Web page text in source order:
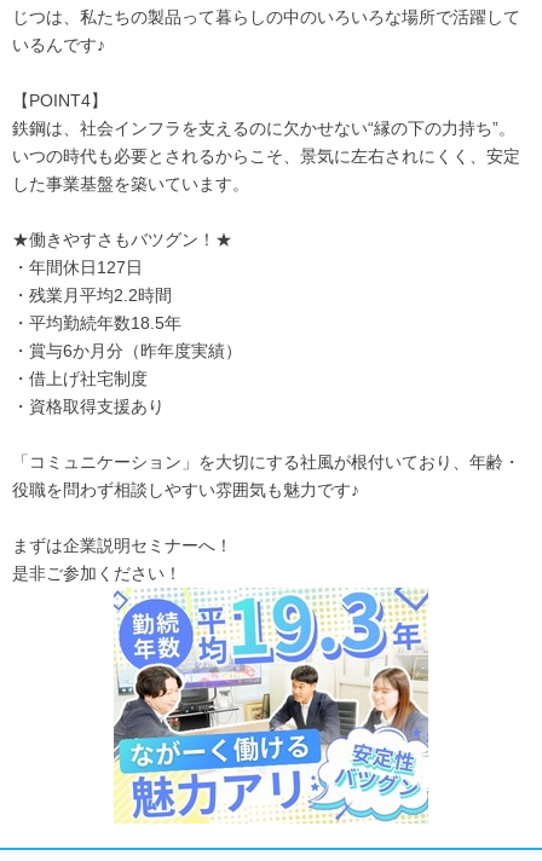
じつは、私たちの製品って暮らしの中のいろいろな場所で活躍して
いるんです♪
【POINT4】
鉄鋼は、社会インフラを支えるのに欠かせない“縁の下の力持ち”。
いつの時代も必要とされるからこそ、景気に左右されにくく、安定
した事業基盤を築いています。
★働きやすさもバツグン！★
・年間休日127日
・残業月平均2.2時間
・平均勤続年数18.5年
・賞与6か月分（昨年度実績）
・借上げ社宅制度
・資格取得支援あり
「コミュニケーション」を大切にする社風が根付いており、年齢・
役職を問わず相談しやすい雰囲気も魅力です♪
まずは企業説明セミナーへ！
是非ご参加ください！